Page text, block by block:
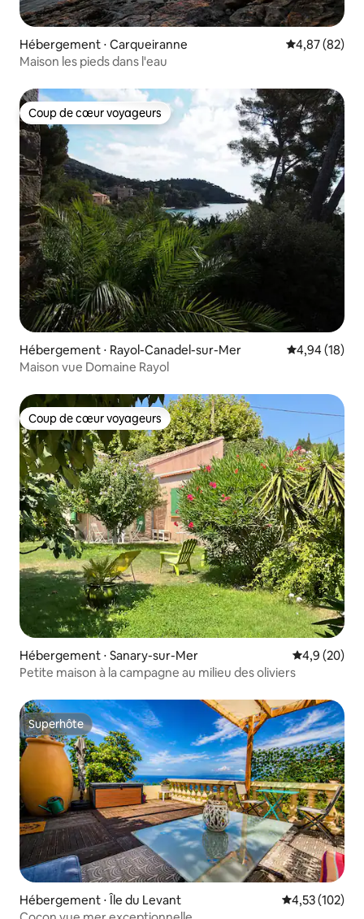
Hébergement ⋅ Carqueiranne Évaluation
4,87 (82)
Maison les pieds dans l'eau
Coup de cœur voyageurs
Coup de cœur voyageurs
Hébergement ⋅ Rayol-Canadel-sur-Mer Évaluation
4,94 (18)
Maison vue Domaine Rayol
Coup de cœur voyageurs
Coup de cœur voyageurs
Hébergement ⋅ Sanary-sur-Mer Évaluation
4,9 (20)
Petite maison à la campagne au milieu des oliviers
Superhôte
Superhôte
Hébergement ⋅ Île du Levant Évaluation
4,53 (102)